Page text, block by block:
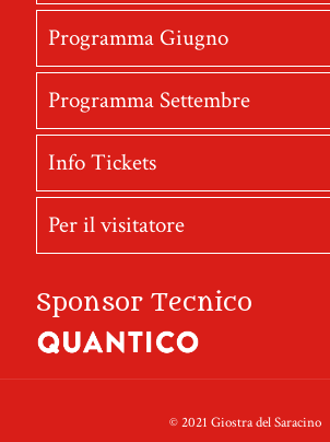
Programma Giugno
Programma Settembre
Info Tickets
Per il visitatore
Sponsor Tecnico
© 2021 Giostra del Saracino